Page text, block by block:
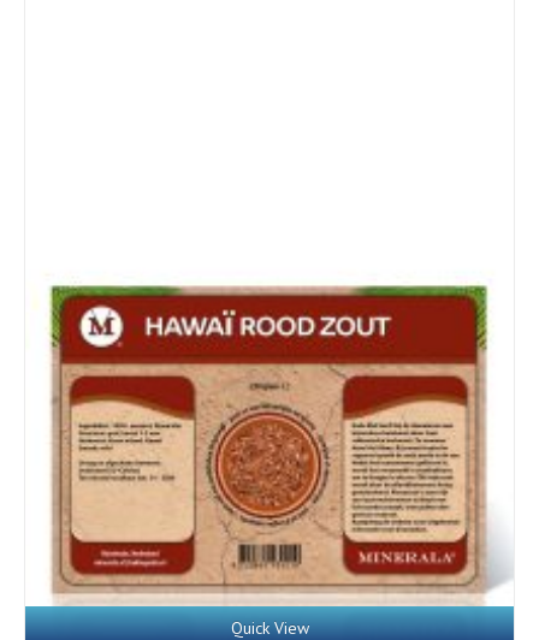
Quick View